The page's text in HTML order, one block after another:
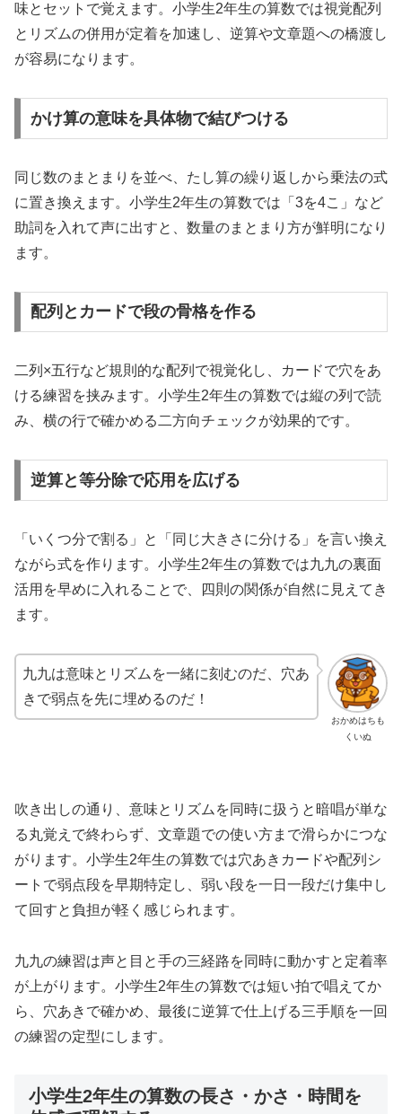
味とセットで覚えます。小学生2年生の算数では視覚配列
とリズムの併用が定着を加速し、逆算や文章題への橋渡し
が容易になります。
かけ算の意味を具体物で結びつける
同じ数のまとまりを並べ、たし算の繰り返しから乗法の式
に置き換えます。小学生2年生の算数では「3を4こ」など
助詞を入れて声に出すと、数量のまとまり方が鮮明になり
ます。
配列とカードで段の骨格を作る
二列×五行など規則的な配列で視覚化し、カードで穴をあ
ける練習を挟みます。小学生2年生の算数では縦の列で読
み、横の行で確かめる二方向チェックが効果的です。
逆算と等分除で応用を広げる
「いくつ分で割る」と「同じ大きさに分ける」を言い換え
ながら式を作ります。小学生2年生の算数では九九の裏面
活用を早めに入れることで、四則の関係が自然に見えてき
ます。
おかめはちも
くいぬ
九九は意味とリズムを一緒に刻むのだ、穴あ
きで弱点を先に埋めるのだ！
吹き出しの通り、意味とリズムを同時に扱うと暗唱が単な
る丸覚えで終わらず、文章題での使い方まで滑らかにつな
がります。小学生2年生の算数では穴あきカードや配列シ
ートで弱点段を早期特定し、弱い段を一日一段だけ集中し
て回すと負担が軽く感じられます。
九九の練習は声と目と手の三経路を同時に動かすと定着率
が上がります。小学生2年生の算数では短い拍で唱えてか
ら、穴あきで確かめ、最後に逆算で仕上げる三手順を一回
の練習の定型にします。
小学生2年生の算数の長さ・かさ・時間を